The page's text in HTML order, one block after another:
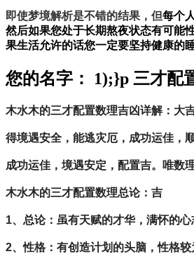
即使梦境解析是不错的结果，但每个
然后如果您处于长期熬夜状态有可能
果生活允许的话您一定要坚持健康的
您的名字： 1);}p 三才配
木水木的三才配置数理吉凶详解：大
得境遇安全，能逃灾厄，成功运佳，
成功运佳，境遇安定，配置吉。唯
木水木的三才配置数理总论：吉
1、总论：虽有天赋的才华，满怀的
2、性格：有创造计划的头脑，性格